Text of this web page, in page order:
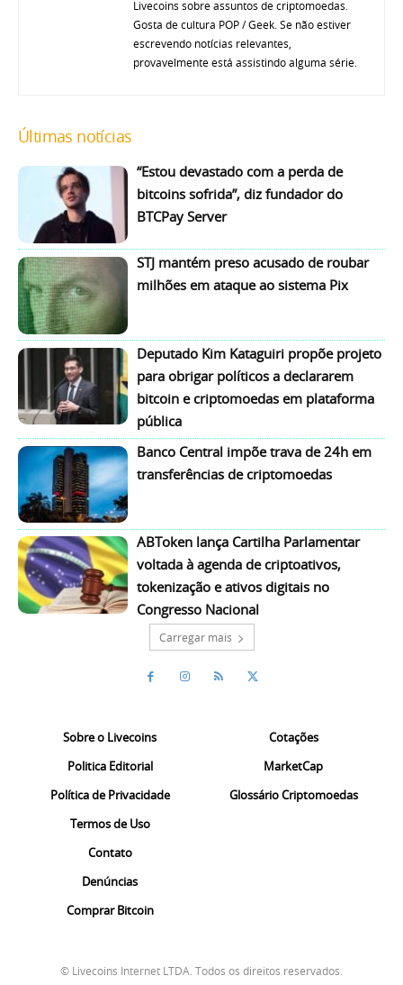
Livecoins sobre assuntos de criptomoedas.
Gosta de cultura POP / Geek. Se não estiver
escrevendo notícias relevantes,
provavelmente está assistindo alguma série.
Últimas notícias
“Estou devastado com a perda de
bitcoins sofrida”, diz fundador do
BTCPay Server
STJ mantém preso acusado de roubar
milhões em ataque ao sistema Pix
Deputado Kim Kataguiri propõe projeto
para obrigar políticos a declararem
bitcoin e criptomoedas em plataforma
pública
Banco Central impõe trava de 24h em
transferências de criptomoedas
ABToken lança Cartilha Parlamentar
voltada à agenda de criptoativos,
tokenização e ativos digitais no
Congresso Nacional
Carregar mais
Sobre o Livecoins
Politica Editorial
Política de Privacidade
Termos de Uso
Contato
Denúncias
Comprar Bitcoin
Cotações
MarketCap
Glossário Criptomoedas
© Livecoins Internet LTDA. Todos os direitos reservados.